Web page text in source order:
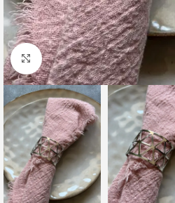
Клацніть, щоб збільшити